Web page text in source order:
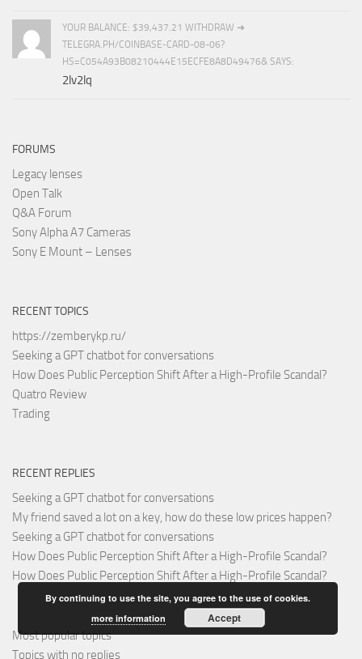
YOUR BALANCE: $39,437.21 WITHDRAW ➜
TELEGRA.PH/COINBASE-CARD-08-06?
HS=C054A93B08210444E15ECFE8A8D49476& SAYS:
2lv2lq
FORUMS
Legacy lenses
Open Talk
Q&A Forum
Sony Alpha A7 Cameras
Sony E Mount – Lenses
RECENT TOPICS
https://zemberykp.ru/
Seeking a GPT chatbot for conversations
How Does Public Perception Shift After a High-Profile Scandal?
Quatro Review
Trading
RECENT REPLIES
Seeking a GPT chatbot for conversations
My friend saved a lot on a key, how do these low prices happen?
Seeking a GPT chatbot for conversations
How Does Public Perception Shift After a High-Profile Scandal?
How Does Public Perception Shift After a High-Profile Scandal?
Most popular topics
Topics with no replies
By continuing to use the site, you agree to the use of cookies.
more information
Accept